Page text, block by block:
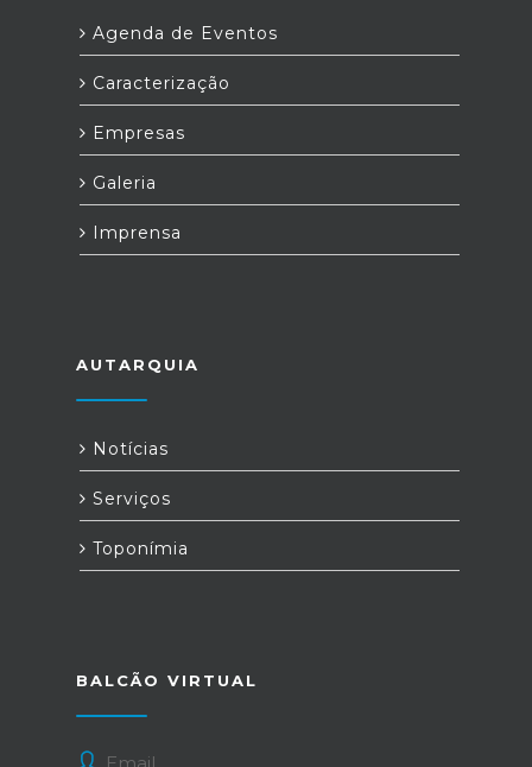
Agenda de Eventos
Caracterização
Empresas
Galeria
Imprensa
AUTARQUIA
Notícias
Serviços
Toponímia
BALCÃO VIRTUAL